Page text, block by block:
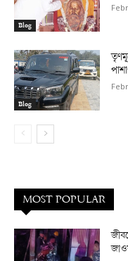
Blog
Blog
MOST POPULAR